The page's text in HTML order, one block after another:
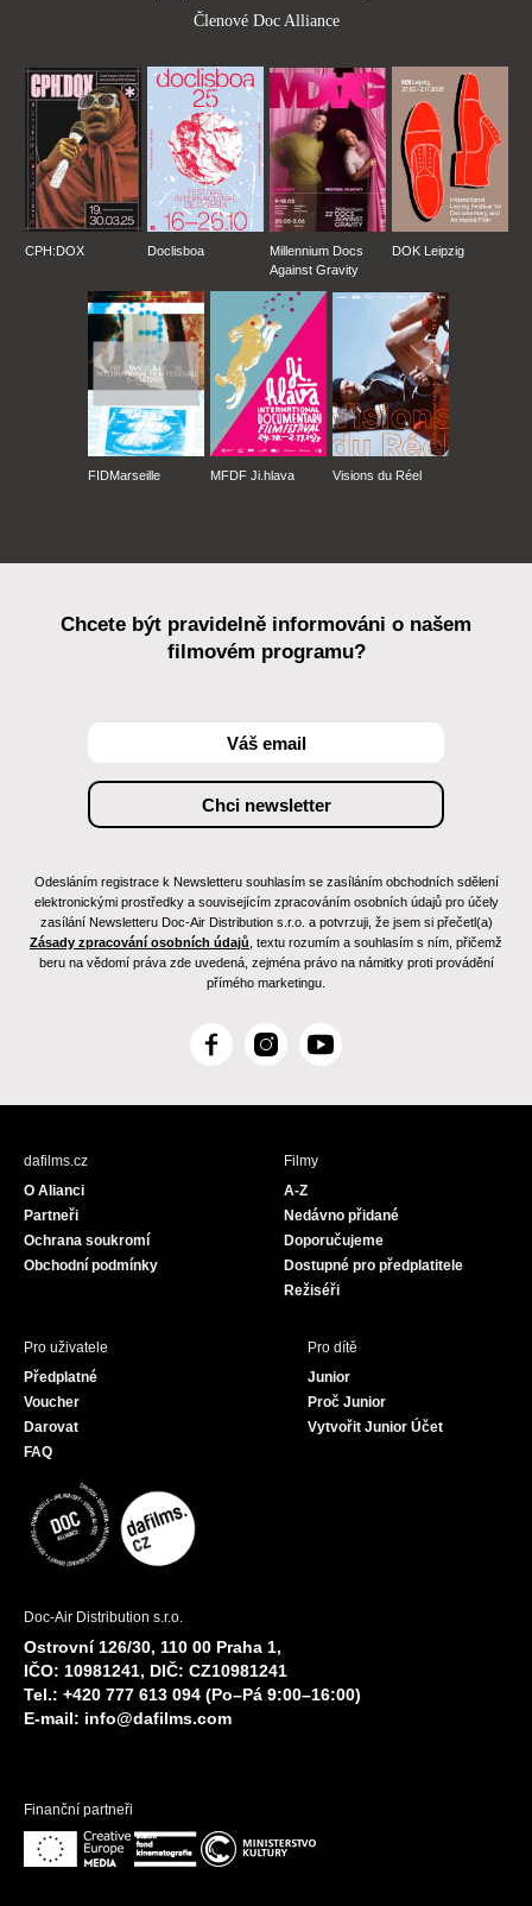
Členové Doc Alliance
CPH:DOX Doclisboa
Millennium Docs
Against Gravity
DOK Leipzig
FIDMarseille MFDF Ji.hlava Visions du Réel
Chcete být pravidelně informováni o našem
filmovém programu?
Odesláním registrace k Newsletteru souhlasím se zasíláním obchodních sdělení
elektronickými prostředky a souvisejícím zpracováním osobních údajů pro účely
zasílání Newsletteru Doc-Air Distribution s.r.o. a potvrzuji, že jsem si přečetl(a)
Zásady zpracování osobních údajů , textu rozumím a souhlasím s ním, přičemž
beru na vědomí práva zde uvedená, zejména právo na námitky proti provádění
přímého marketingu.
F
c
I
s
Y
u
dafilms.cz
O Alianci
Partneři
Ochrana soukromí
Obchodní podmínky
Filmy
A-Z
Nedávno přidané
Doporučujeme
Dostupné pro předplatitele
Režiséři
Pro uživatele
Předplatné
Voucher
Darovat
FAQ
Pro dítě
Junior
Proč Junior
Vytvořit Junior Účet
Doc-Air Distribution s.r.o.
Ostrovní 126/30, 110 00 Praha 1,
IČO: 10981241, DIČ: CZ10981241
Tel.: +420 777 613 094 (Po–Pá 9:00–16:00)
E-mail: info@dafilms.com
Finanční partneři